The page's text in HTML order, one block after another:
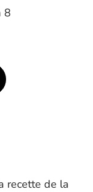
8
recette de la